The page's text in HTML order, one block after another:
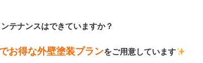
テナンスはできていますか？
お得な外壁塗装プランをご用意しています